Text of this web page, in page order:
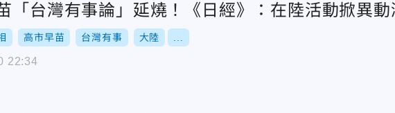
「台灣有事論」延燒！《日經》：在陸活動掀異動
高市早苗 台灣有事 大陸
22:34